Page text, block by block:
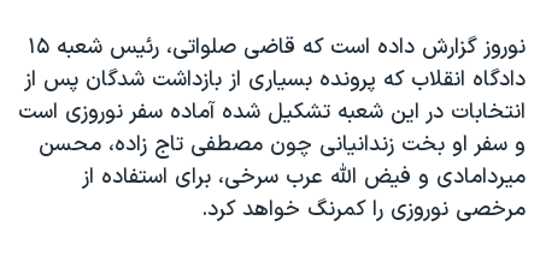
تریبونال مردمی آبان ۹۸
دادگاه حمید نوری
چهل سال گروگان‌گیری
قانون شفافیت دارائی کادر رهبری ایران
اعتراضات مردمی آبان ۹۸
نوروز گزارش داده است که قاضی صلواتی، رئیس شعبه ۱۵
دادگاه انقلاب که پرونده بسیاری از بازداشت شدگان پس از
انتخابات در این شعبه تشکیل شده آماده سفر نوروزی است
و سفر او بخت زندانیانی چون مصطفی تاج زاده، محسن
میردامادی و فیض الله عرب سرخی، برای استفاده از
مرخصی نوروزی را کمرنگ خواهد کرد.